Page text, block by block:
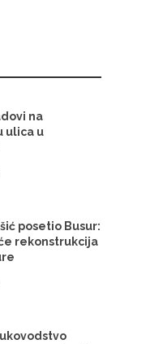
na
ulica u
posetio Busur:
rekonstrukcija